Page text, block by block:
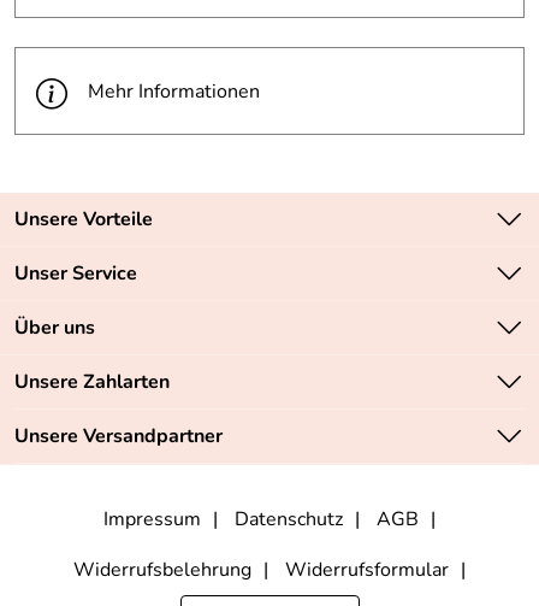
Mehr Informationen
Unsere Vorteile
Zahlungsarten: Vorkasse, PayPal, PayPal Express
Unser Service
Kontakt
Retourenabwicklung
Lieferbedingungen
Über uns
Unsere Bestseller
Neu
Unsere Zahlarten
Unsere Versandpartner
Impressum Datenschutz
AGB
Widerrufsbelehrung
Widerrufsformular